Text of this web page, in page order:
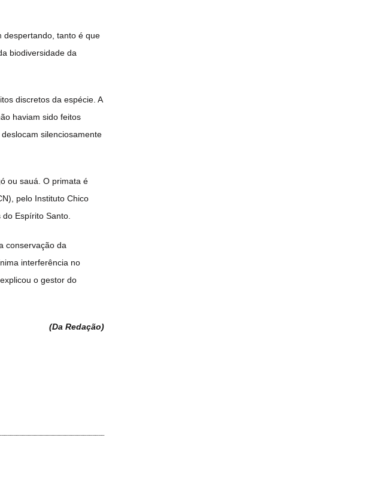
despertando, tanto é que
biodiversidade da
discretos da espécie. A
haviam sido feitos
silenciosamente
ou sauá. O primata é
pelo Instituto Chico
Espírito Santo.
conservação da
interferência no
o gestor do
(Da Redação)